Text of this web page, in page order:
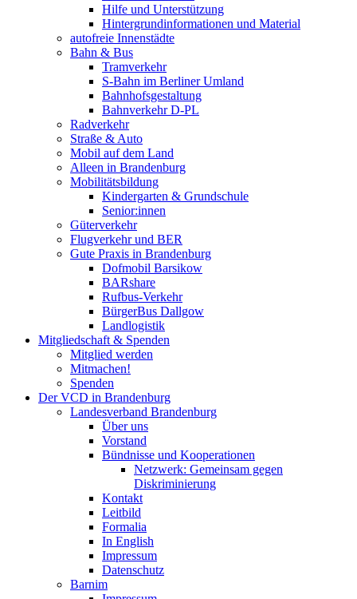
Hilfe und Unterstützung
Hintergrundinformationen und Material
autofreie Innenstädte
Bahn & Bus
Tramverkehr
S-Bahn im Berliner Umland
Bahnhofsgestaltung
Bahnverkehr D-PL
Radverkehr
Straße & Auto
Mobil auf dem Land
Alleen in Brandenburg
Mobilitätsbildung
Kindergarten & Grundschule
Senior:innen
Güterverkehr
Flugverkehr und BER
Gute Praxis in Brandenburg
Dofmobil Barsikow
BARshare
Rufbus-Verkehr
BürgerBus Dallgow
Landlogistik
Mitgliedschaft & Spenden
Mitglied werden
Mitmachen!
Spenden
Der VCD in Brandenburg
Landesverband Brandenburg
Über uns
Vorstand
Bündnisse und Kooperationen
Netzwerk: Gemeinsam gegen
Diskriminierung
Kontakt
Leitbild
Formalia
In English
Impressum
Datenschutz
Barnim